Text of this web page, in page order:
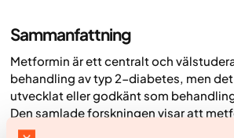
Sammanfattning
Metformin är ett centralt och
behandling av typ 2-diabetes, men det
utvecklat eller godkänt som
Den samlade forskningen visar att
modest och långsamt utvecklad